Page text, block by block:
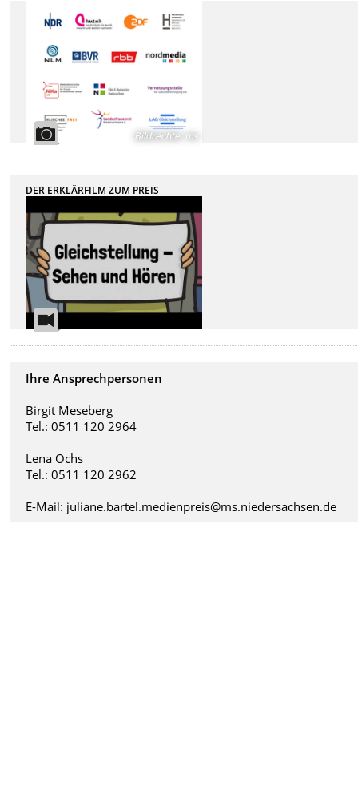
Bildrechte: ms
DER ERKLÄRFILM ZUM PREIS
Ihre Ansprechpersonen
Birgit Meseberg
Tel.: 0511 120 2964
Lena Ochs
Tel.: 0511 120 2962
E-Mail: juliane.bartel.medienpreis@ms.niedersachsen.de